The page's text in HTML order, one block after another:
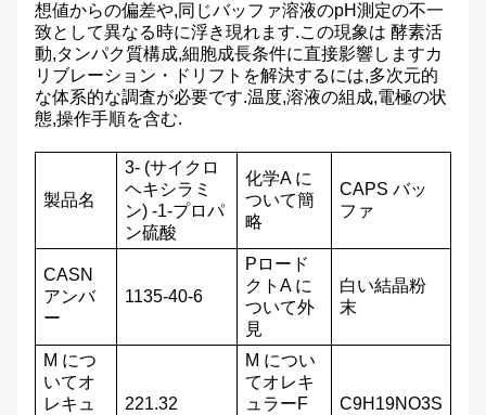
想値からの偏差や,同じバッファ溶液のpH測定の不一
致として異なる時に浮き現れます.この現象は 酵素活
動,タンパク質構成,細胞成長条件に直接影響しますカ
リブレーション・ドリフトを解決するには,多次元的
な体系的な調査が必要です.温度,溶液の組成,電極の状
態,操作手順を含む.
製品名
3- (サイクロ
ヘキシラミ
ン) -1-プロパ
ン硫酸
化学A に
ついて簡
略
CAPS バッ
ファ
CASN
アンバ
ー
1135-40-6
P ロード
クト A に
ついて外
見
白い結晶粉
末
M につ
いてオ
レキュ
221.32
M につい
てオレキ
ュラーF
C9H19NO3S